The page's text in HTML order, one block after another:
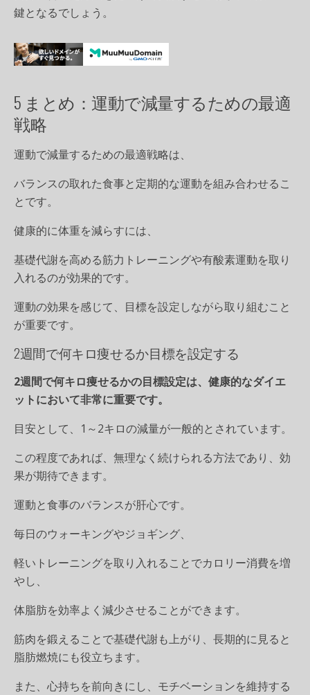
鍵となるでしょう。
5 まとめ：運動で減量するための最適
戦略
運動で減量するための最適戦略は、
バランスの取れた食事と定期的な運動を組み合わせるこ
とです。
健康的に体重を減らすには、
基礎代謝を高める筋力トレーニングや有酸素運動を取り
入れるのが効果的です。
運動の効果を感じて、目標を設定しながら取り組むこと
が重要です。
2週間で何キロ痩せるか目標を設定する
2週間で何キロ痩せるかの目標設定は、健康的なダイエ
ットにおいて非常に重要です。
目安として、1～2キロの減量が一般的とされています。
この程度であれば、無理なく続けられる方法であり、効
果が期待できます。
運動と食事のバランスが肝心です。
毎日のウォーキングやジョギング、
軽いトレーニングを取り入れることでカロリー消費を増
やし、
体脂肪を効率よく減少させることができます。
筋肉を鍛えることで基礎代謝も上がり、長期的に見ると
脂肪燃焼にも役立ちます。
また、心持ちを前向きにし、モチベーションを維持する